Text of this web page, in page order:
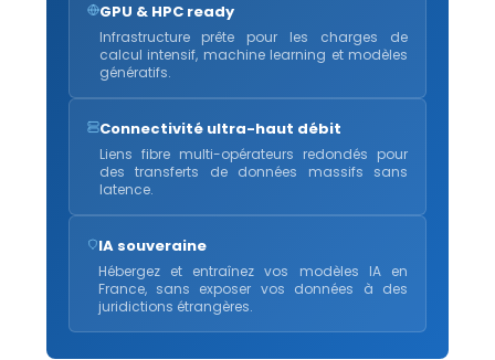
GPU & HPC ready
Infrastructure prête pour les charges de
calcul intensif, machine learning et modèles
génératifs.
Connectivité ultra-haut débit
Liens fibre multi-opérateurs redondés pour
des transferts de données massifs sans
latence.
IA souveraine
Hébergez et entraînez vos modèles IA en
France, sans exposer vos données à des
juridictions étrangères.